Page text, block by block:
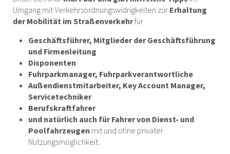
Umgang mit Verkehrsordnungswidrigkeiten zur Erhaltung
der Mobilität im Straßenverkehrfür
Geschäftsführer, Mitglieder der Geschäftsführung
und Firmenleitung
Disponenten
Fuhrparkmanager, Fuhrparkverantwortliche
Außendienstmitarbeiter, Key Account Manager,
Servicetechniker
Berufskraftfahrer
und natürlich auch für Fahrer von Dienst- und
Poolfahrzeugen mit und ohne privater
Nutzungsmöglichkeit.